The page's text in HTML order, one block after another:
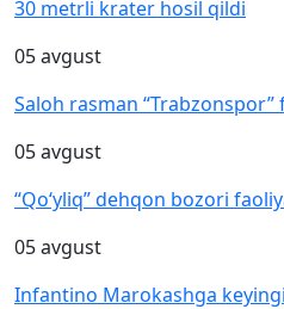
30 metrli krater hosil qildi
05 avgust
Saloh rasman
05 avgust
“Qo‘yliq” dehqon bozori
05 avgust
Infantino Marokashga